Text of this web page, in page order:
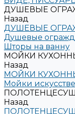
ДУШЕВЫЕ
Назад
ДУШЕВЫЕ
Душевые
Шторы на ванну
МОЙКИ
Назад
МОЙКИ
Мойки
Назад